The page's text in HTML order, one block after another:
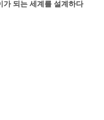
되는 세계를 설계하다